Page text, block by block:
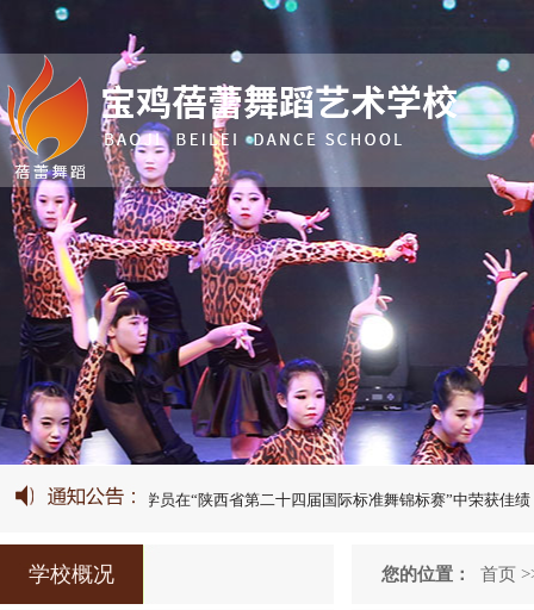
】我校优秀学员在“陕西省第二十四届国际标准舞锦标赛”中荣获佳绩！
学校概况 您的位置： 首页